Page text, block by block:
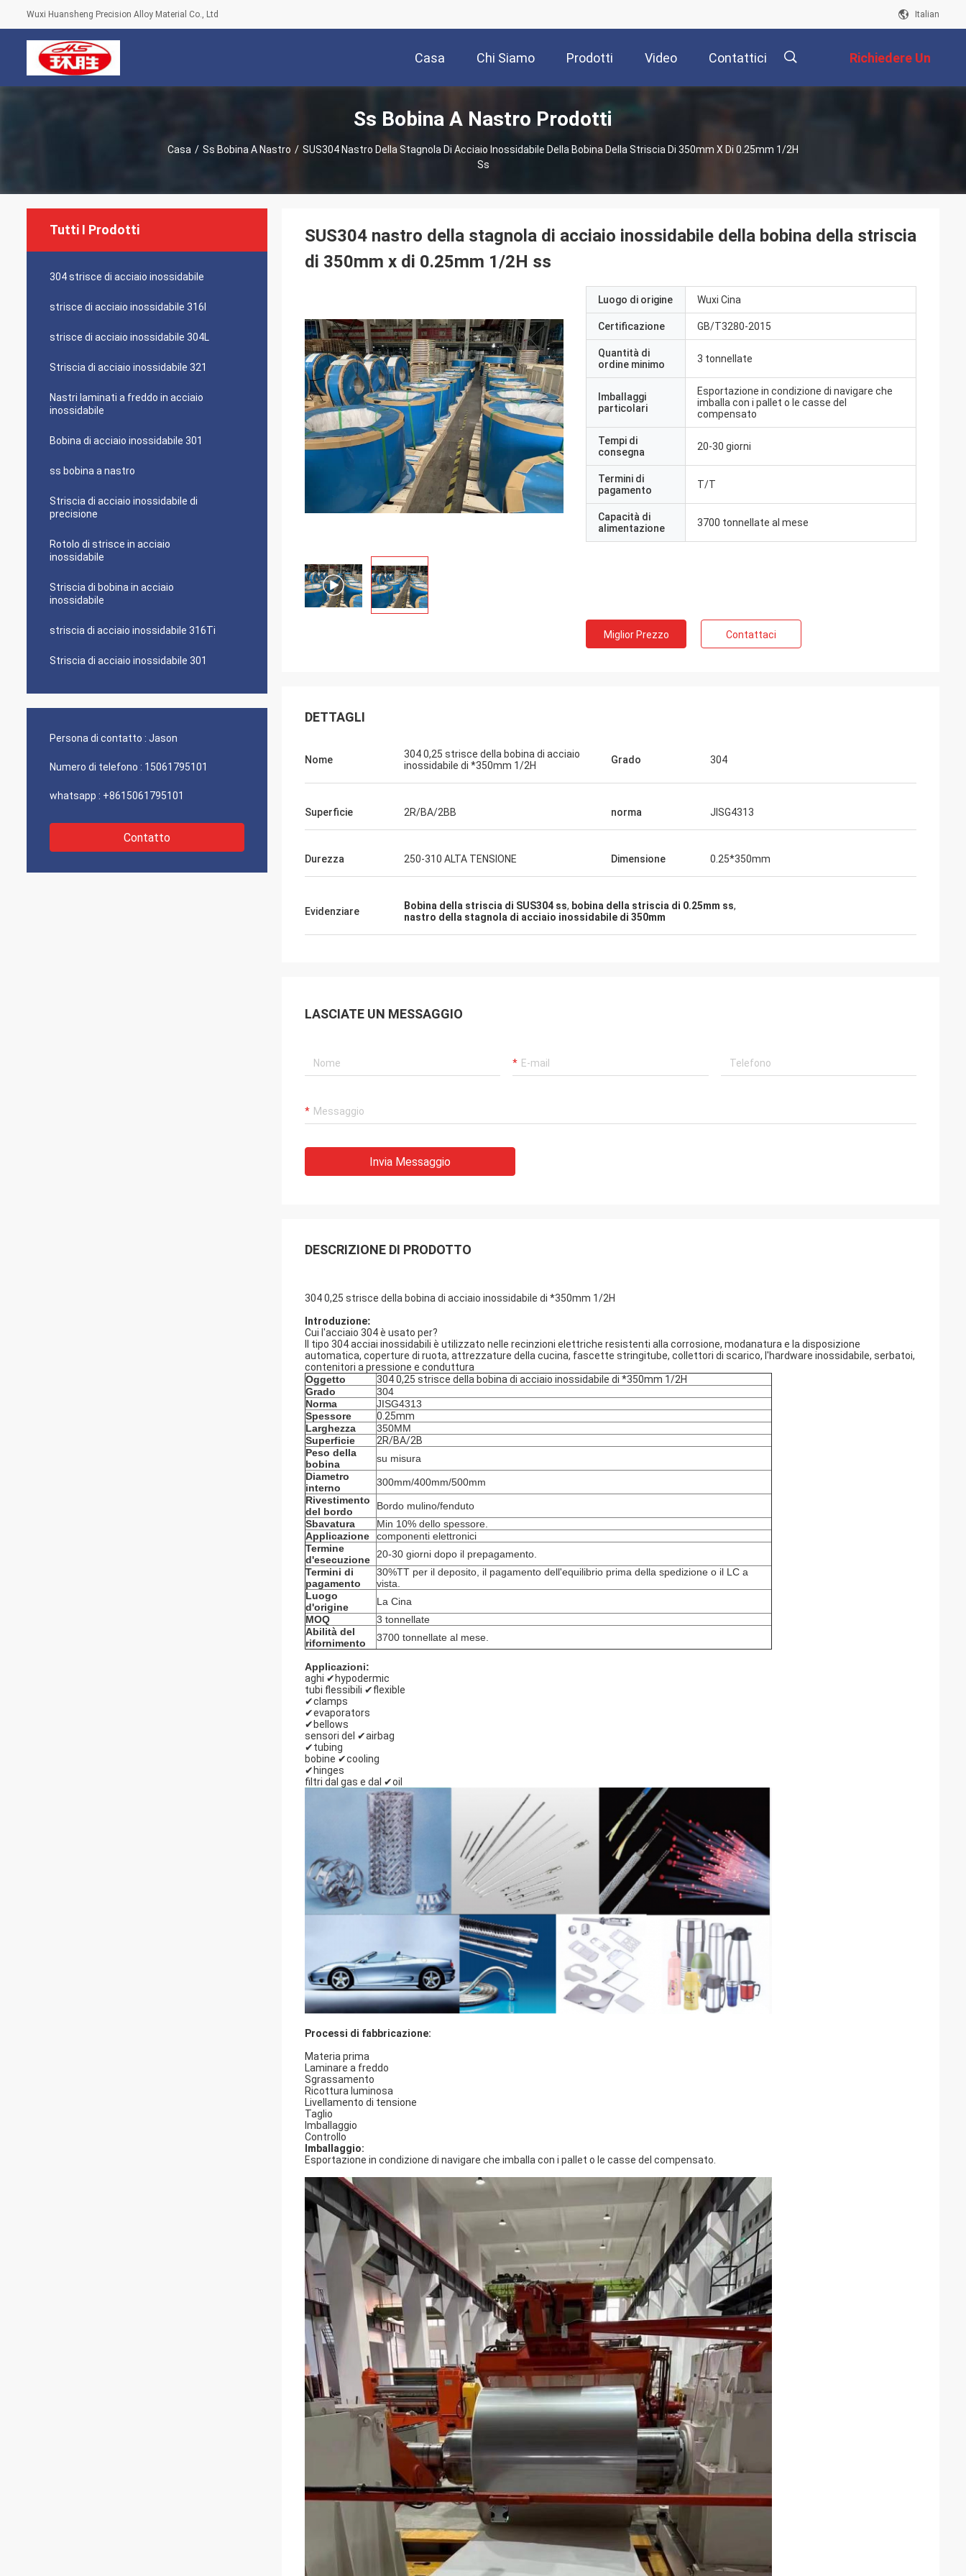
Wuxi Huansheng Precision Alloy Material Co., Ltd Italian
Casa Chi Siamo Prodotti Video Contattici Richiedere Un
Preventivo
Ss Bobina A Nastro Prodotti
Casa / Ss Bobina A Nastro / SUS304 Nastro Della Stagnola Di Acciaio Inossidabile Della Bobina Della Striscia Di 350mm X Di 0.25mm 1/2H
Ss
Tutti I Prodotti
304 strisce di acciaio inossidabile
strisce di acciaio inossidabile 316l
strisce di acciaio inossidabile 304L
Striscia di acciaio inossidabile 321
Nastri laminati a freddo in acciaio
inossidabile
Bobina di acciaio inossidabile 301
ss bobina a nastro
Striscia di acciaio inossidabile di
precisione
Rotolo di strisce in acciaio
inossidabile
Striscia di bobina in acciaio
inossidabile
striscia di acciaio inossidabile 316Ti
Striscia di acciaio inossidabile 301
Persona di contatto : Jason
Numero di telefono : 15061795101
whatsapp : +8615061795101
Contatto
SUS304 nastro della stagnola di acciaio inossidabile della bobina della striscia
di 350mm x di 0.25mm 1/2H ss
Luogo di origine Wuxi Cina
Certificazione GB/T3280-2015
Quantità di
ordine minimo
3 tonnellate
Imballaggi
particolari
Esportazione in condizione di navigare che
imballa con i pallet o le casse del
compensato
Tempi di
consegna
20-30 giorni
Termini di
pagamento
T/T
Capacità di
alimentazione
3700 tonnellate al mese
Miglior Prezzo Contattaci
DETTAGLI
Nome
304 0,25 strisce della bobina di acciaio
inossidabile di *350mm 1/2H
Grado 304
Superficie 2R/BA/2BB norma JISG4313
Durezza 250-310 ALTA TENSIONE Dimensione 0.25*350mm
Evidenziare Bobina della striscia di SUS304 ss, bobina della striscia di 0.25mm ss,
nastro della stagnola di acciaio inossidabile di 350mm
LASCIATE UN MESSAGGIO
Invia Messaggio
DESCRIZIONE DI PRODOTTO
304 0,25 strisce della bobina di acciaio inossidabile di *350mm 1/2H
Introduzione:
Cui l'acciaio 304 è usato per?
Il tipo 304 acciai inossidabili è utilizzato nelle recinzioni elettriche resistenti alla corrosione, modanatura e la disposizione
automatica, coperture di ruota, attrezzature della cucina, fascette stringitube, collettori di scarico, l'hardware inossidabile, serbatoi,
contenitori a pressione e conduttura
Oggetto
304 0,25 strisce della bobina di acciaio inossidabile di *350mm 1/2H
Grado
304
Norma
JISG4313
Spessore
0.25mm
Larghezza
350MM
Superficie
2R/BA/2B
Peso della
bobina
su misura
Diametro
interno
300mm/400mm/500mm
Rivestimento
del bordo
Bordo mulino/fenduto
Sbavatura
Min 10% dello spessore.
Applicazione
componenti elettronici
Termine
d'esecuzione
20-30 giorni dopo il prepagamento.
Termini di
pagamento
30%TT per il deposito, il pagamento dell'equilibrio prima della spedizione o il LC a
vista.
Luogo
d'origine
La Cina
MOQ
3 tonnellate
Abilità del
rifornimento
3700 tonnellate al mese.
Applicazioni:
aghi ✔hypodermic
tubi flessibili ✔flexible
✔clamps
✔evaporators
✔bellows
sensori del ✔airbag
✔tubing
bobine ✔cooling
✔hinges
filtri dal gas e dal ✔oil
Processi di fabbricazione:
Materia prima
Laminare a freddo
Sgrassamento
Ricottura luminosa
Livellamento di tensione
Taglio
Imballaggio
Controllo
Imballaggio:
Esportazione in condizione di navigare che imballa con i pallet o le casse del compensato.